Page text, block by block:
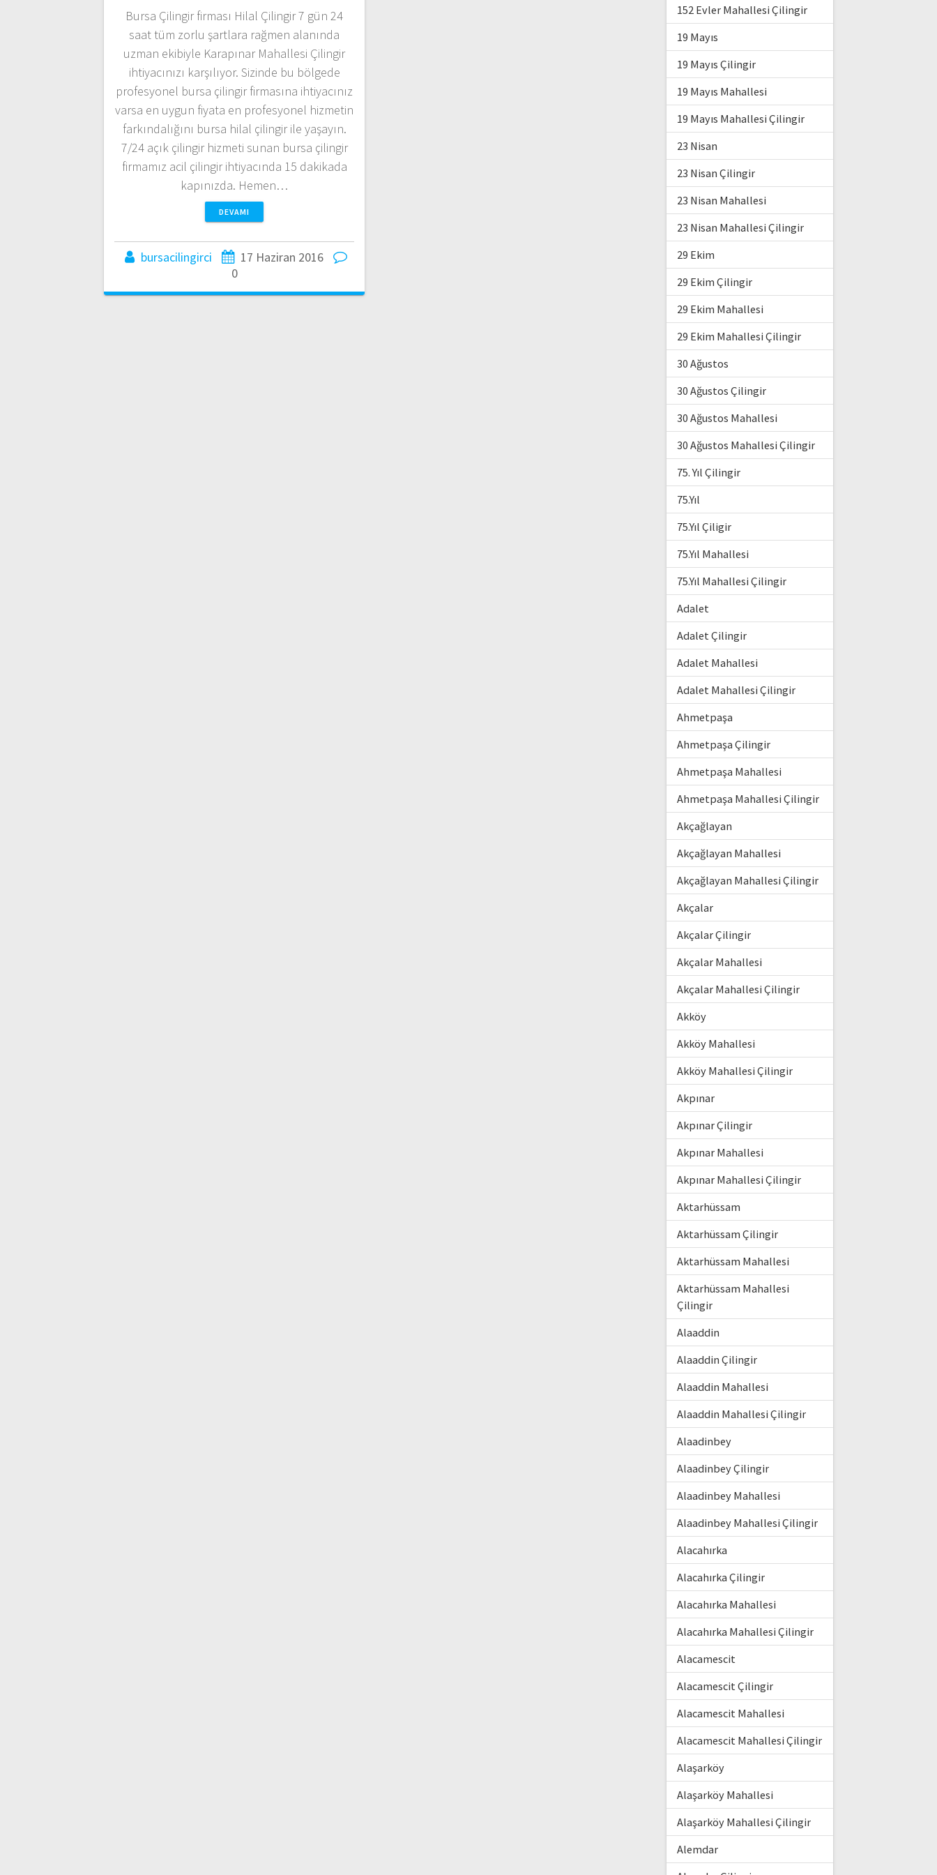
Bursa Çilingir firması Hilal Çilingir 7 gün 24
saat tüm zorlu şartlara rağmen alanında
uzman ekibiyle Karapınar Mahallesi Çilingir
ihtiyacınızı karşılıyor. Sizinde bu bölgede
profesyonel bursa çilingir firmasına ihtiyacınız
varsa en uygun fiyata en profesyonel hizmetin
farkındalığını bursa hilal çilingir ile yaşayın.
7/24 açık çilingir hizmeti sunan bursa çilingir
firmamız acil çilingir ihtiyacında 15 dakikada
kapınızda. Hemen…
DEVAMI
bursacilingirci
17 Haziran 2016
0
152 Evler Mahallesi Çilingir
19 Mayıs
19 Mayıs Çilingir
19 Mayıs Mahallesi
19 Mayıs Mahallesi Çilingir
23 Nisan
23 Nisan Çilingir
23 Nisan Mahallesi
23 Nisan Mahallesi Çilingir
29 Ekim
29 Ekim Çilingir
29 Ekim Mahallesi
29 Ekim Mahallesi Çilingir
30 Ağustos
30 Ağustos Çilingir
30 Ağustos Mahallesi
30 Ağustos Mahallesi Çilingir
75. Yıl Çilingir
75.Yıl
75.Yıl Çiligir
75.Yıl Mahallesi
75.Yıl Mahallesi Çilingir
Adalet
Adalet Çilingir
Adalet Mahallesi
Adalet Mahallesi Çilingir
Ahmetpaşa
Ahmetpaşa Çilingir
Ahmetpaşa Mahallesi
Ahmetpaşa Mahallesi Çilingir
Akçağlayan
Akçağlayan Mahallesi
Akçağlayan Mahallesi Çilingir
Akçalar
Akçalar Çilingir
Akçalar Mahallesi
Akçalar Mahallesi Çilingir
Akköy
Akköy Mahallesi
Akköy Mahallesi Çilingir
Akpınar
Akpınar Çilingir
Akpınar Mahallesi
Akpınar Mahallesi Çilingir
Aktarhüssam
Aktarhüssam Çilingir
Aktarhüssam Mahallesi
Aktarhüssam Mahallesi
Çilingir
Alaaddin
Alaaddin Çilingir
Alaaddin Mahallesi
Alaaddin Mahallesi Çilingir
Alaadinbey
Alaadinbey Çilingir
Alaadinbey Mahallesi
Alaadinbey Mahallesi Çilingir
Alacahırka
Alacahırka Çilingir
Alacahırka Mahallesi
Alacahırka Mahallesi Çilingir
Alacamescit
Alacamescit Çilingir
Alacamescit Mahallesi
Alacamescit Mahallesi Çilingir
Alaşarköy
Alaşarköy Mahallesi
Alaşarköy Mahallesi Çilingir
Alemdar